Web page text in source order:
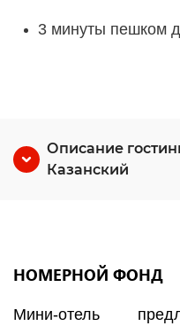
3 минуты пешком
Описание
Казанский
НОМЕРНОЙ ФОНД
Мини-отель